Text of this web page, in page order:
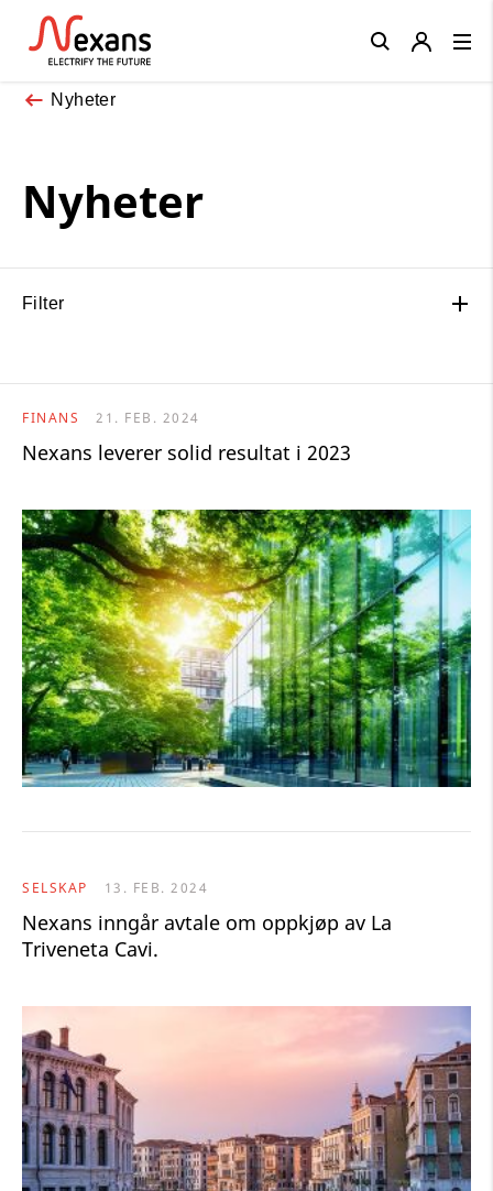
Nyheter
Nyheter
Filter
FINANS 21. FEB. 2024
Nexans leverer solid resultat i 2023
SELSKAP 13. FEB. 2024
Nexans inngår avtale om oppkjøp av La
Triveneta Cavi.
Close